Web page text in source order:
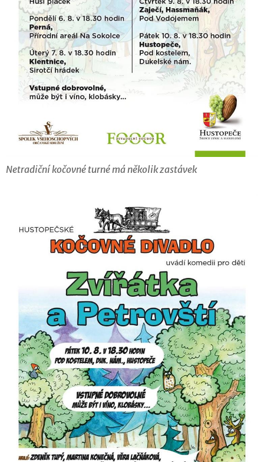
Netradiční kočovné turné má několik zastávek